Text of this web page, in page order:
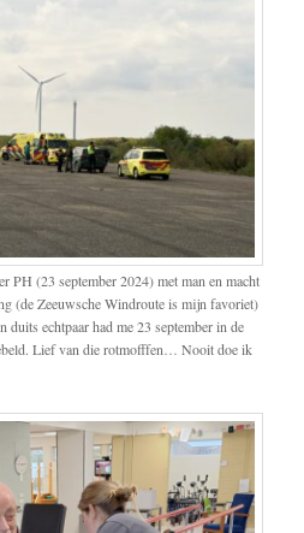
PH (23 september 2024) met man en macht
(de Zeeuwsche Windroute is mijn favoriet)
duits echtpaar had me 23 september in de
Lief van die rotmofffen… Nooit doe ik